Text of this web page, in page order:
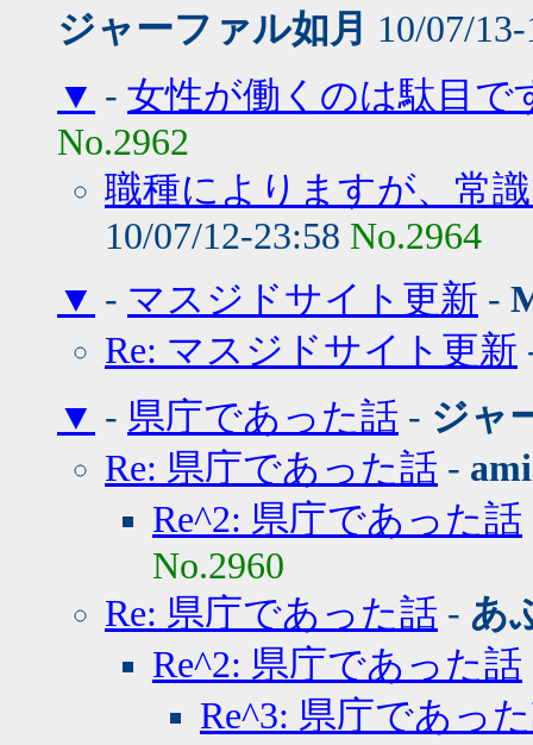
ジャーファル如月 10/07/
▼ - 女性が働くのは駄目で
No.2962
職種によりますが、常
10/07/12-23:58 No.2964
▼ - マスジドサイト更新 -
Re: マスジドサイト更新
▼ - 県庁であった話 - ジャ
Re: 県庁であった話 -
Re^2: 県庁であった話
No.2960
Re: 県庁であった話 - あ
Re^2: 県庁であった話
Re^3: 県庁であっ